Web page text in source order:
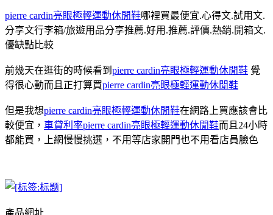
pierre cardin亮眼極輕運動休閒鞋哪裡買最便宜.心得文.試用文.
分享文行李箱/旅遊用品分享推薦.好用.推薦.評價.熱銷.開箱文.
優缺點比較
前幾天在逛街的時候看到 pierre cardin亮眼極輕運動休閒鞋 覺
得很心動而且正打算買pierre cardin亮眼極輕運動休閒鞋
但是我想pierre cardin亮眼極輕運動休閒鞋在網路上買應該會比
較便宜， 車貸利率pierre cardin亮眼極輕運動休閒鞋而且24小時
都能買，上網慢慢挑選，不用等店家開門也不用看店員臉色
產品網址